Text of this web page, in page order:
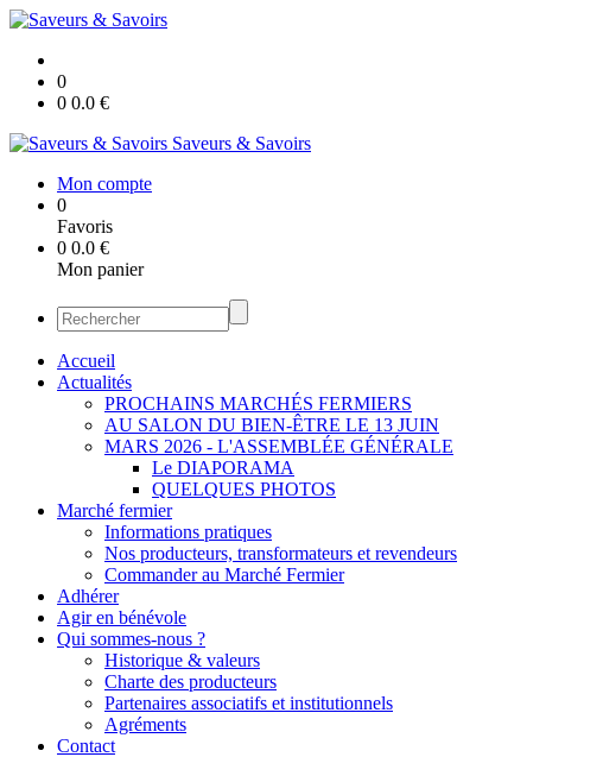
0
0 0.0 €
Saveurs & Savoirs
Mon compte
0
Favoris
0 0.0 €
Mon panier
Accueil
Actualités
PROCHAINS MARCHÉS FERMIERS
AU SALON DU BIEN-ÊTRE LE 13 JUIN
MARS 2026 - L'ASSEMBLÉE GÉNÉRALE
Le DIAPORAMA
QUELQUES PHOTOS
Marché fermier
Informations pratiques
Nos producteurs, transformateurs et revendeurs
Commander au Marché Fermier
Adhérer
Agir en bénévole
Qui sommes-nous ?
Historique & valeurs
Charte des producteurs
Partenaires associatifs et institutionnels
Agréments
Contact